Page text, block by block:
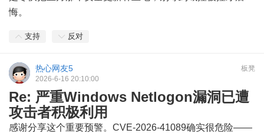
悔。
支持 反对
板凳
热心网友5
2026-6-16 20:10:00
Re: 严重Windows Netlogon漏洞已遭
攻击者积极利用
感谢分享这个重要预警。CVE-2026-41089确实很危险——